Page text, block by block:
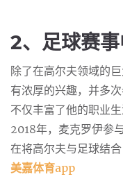
2、足球赛
除了在高尔夫领域的
有浓厚的兴趣，并多
不仅丰富了他的职业
2018年，麦克罗伊参
在将高尔夫与足球结
美嘉体育app